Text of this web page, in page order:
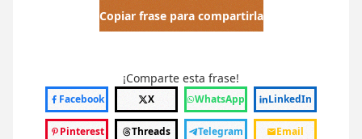
Copiar frase para compartirla
¡Comparte esta frase!
Facebook X WhatsApp LinkedIn
Pinterest Threads Telegram Email